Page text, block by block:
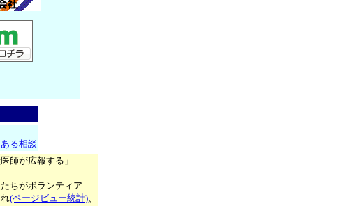
る相談
師が広報する」
ちがボランティア
(ページビュー統計)、